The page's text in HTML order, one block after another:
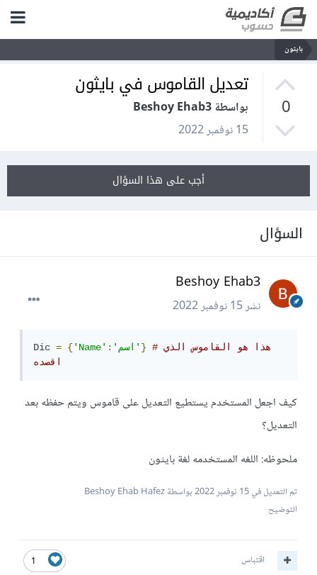
بايثون
0
تعديل القاموس في بايثون
بواسطة Beshoy Ehab3
15 نوفمبر 2022
أجب على هذا السؤال
السؤال
Beshoy Ehab3
نشر15 نوفمبر 2022
Dic = {'Name': 'اسم'}
#هذا هو القاموس الذي
اقصده
كيف اجعل المستخدم يستطيع التعديل على قاموس ويتم حفظه بعد
التعديل؟
ملحوظه: اللغه المستخدمه لغة بايثون
تم التعديل في15 نوفمبر 2022
بواسطة Beshoy Ehab Hafez
التوضيح
1 اقتباس